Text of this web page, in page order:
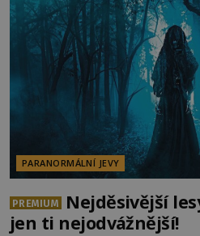
lokality vykazují nápadně
celé generace. A právě tato
PARANORMÁLNÍ JEVY
PREMIUM
Nejděsivější
jen ti nejodvážnější!